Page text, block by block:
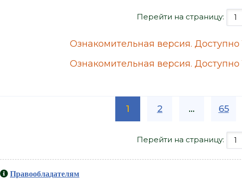
Перейти на страницу:
Ознакомительная версия. Доступно
Ознакомительная версия. Доступно
1 2 ... 65
Перейти на страницу:
Правообладателям